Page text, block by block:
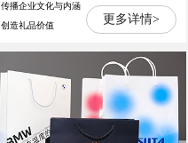
传播企业文化与内涵
创造礼品价值
更多详情>